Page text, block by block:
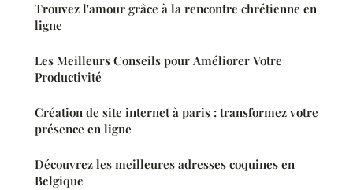
Trouvez l'amour grâce à la rencontre chrétienne en
ligne
Les Meilleurs Conseils pour Améliorer Votre
Productivité
Création de site internet à paris : transformez votre
présence en ligne
Découvrez les meilleures adresses coquines en
Belgique